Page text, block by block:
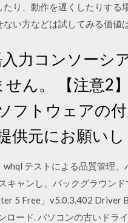
り、動作を遅くしたりする
い方などは試してみる価値
力コンソーシ
ん。 【注意2
フトウェアの
供元にお願いし
テストによる品質管理
ャンし、バックグラウン
5 Free」v5.0.3.402 Driver
ード. パソコンの古いドラ